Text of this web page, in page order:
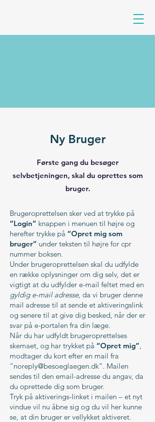
Ny Bruger
Første gang du besøger
selvbetjeningen, skal du oprettes som
bruger.
Brugeroprettelsen sker ved at trykke på
“Login” knappen i menuen til højre og
herefter trykke på “Opret mig som
bruger” under teksten til højre for cpr
nummer boksen.
Under brugeroprettelsen skal du udfylde
en række oplysninger om dig selv, det er
vigtigt at du udfylder e-mail feltet med en
gyldig e-mail adresse, da vi bruger denne
mail adresse til at sende et aktiveringslink
og senere til at give dig besked, når der er
svar på e-portalen fra din læge.
Når du har udfyldt brugeroprettelses
skemaet, og har trykket på “Opret mig”,
modtager du kort efter en mail fra
“noreply@besoeglaegen.dk”. Mailen
sendes til den email-adresse du angav, da
du oprettede dig som bruger.
Tryk på aktiverings-linket i mailen – et nyt
vindue vil nu åbne sig og du vil her kunne
se, at din bruger er vellykket aktiveret.